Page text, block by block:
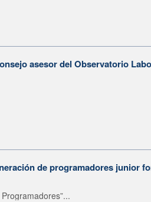
asesor del Observatorio
de programadores junior